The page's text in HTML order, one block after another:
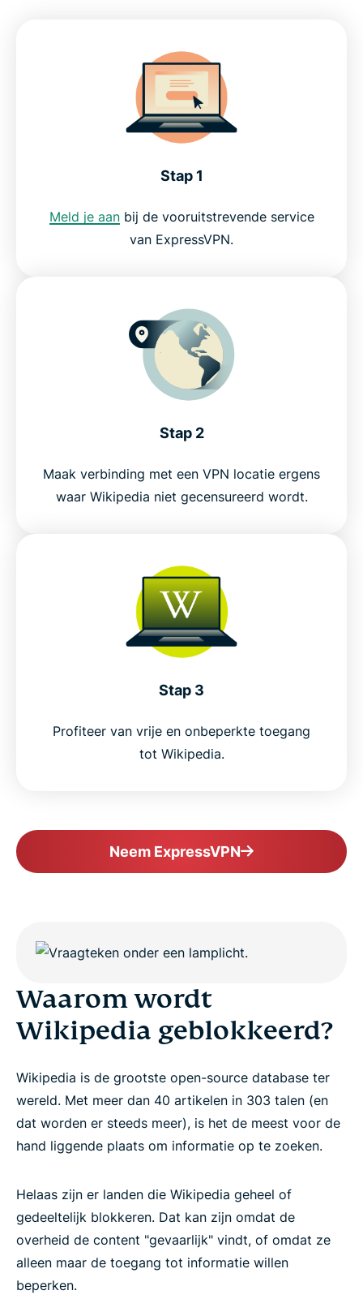
Wikipedia te bezoeken?
Hoe deblokkeert een VPN Wikipedia?
Stap 1
Meld je aanbij de vooruitstrevende service
van ExpressVPN.
Stap 2
Maak verbinding met een VPN locatie ergens
waar Wikipedia niet gecensureerd wordt.
Stap 3
Profiteer van vrije en onbeperkte toegang
tot Wikipedia.
Neem ExpressVPN
Waarom wordt
Wikipedia geblokkeerd?
Wikipedia is de grootste open-source database ter
wereld. Met meer dan 40 artikelen in 303 talen (en
dat worden er steeds meer), is het de meest voor de
hand liggende plaats om informatie op te zoeken.
Helaas zijn er landen die Wikipedia geheel of
gedeeltelijk blokkeren. Dat kan zijn omdat de
overheid de content "gevaarlijk" vindt, of omdat ze
alleen maar de toegang tot informatie willen
beperken.